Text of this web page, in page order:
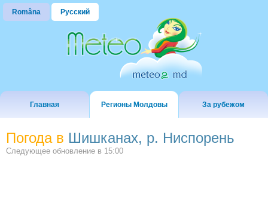
Româna Русский
Главная Регионы Молдовы За рубежом
Погода в Шишканах, р. Ниспорень
Следующее обновление в 15:00